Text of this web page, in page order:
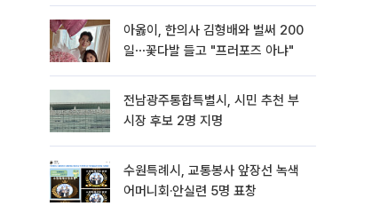
아옳이, 한의사 김형배와 벌써 200
일⋯꽃다발 들고 "프러포즈 아냐"
전남광주통합특별시, 시민 추천 부
시장 후보 2명 지명
수원특례시, 교통봉사 앞장선 녹색
어머니회·안실련 5명 표창